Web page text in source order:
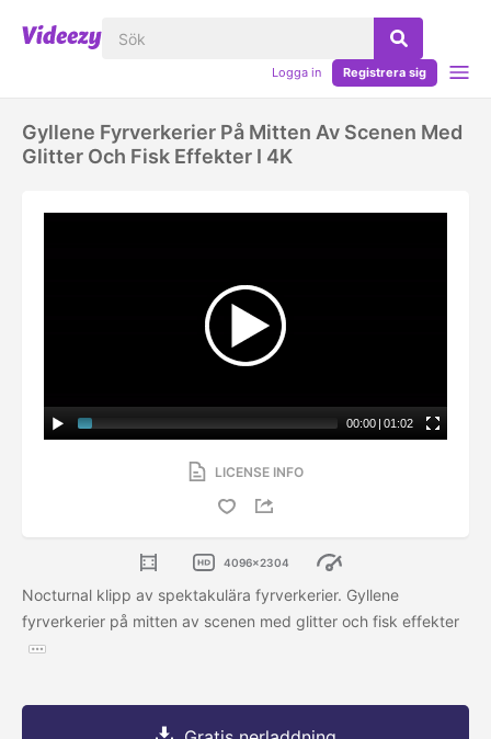
Logga in Registrera sig
Gyllene Fyrverkerier På Mitten Av Scenen Med
Glitter Och Fisk Effekter I 4K
00:00 | 01:02
LICENSE INFO
4096x2304
Nocturnal klipp av spektakulära fyrverkerier. Gyllene
fyrverkerier på mitten av scenen med glitter och fisk effekter